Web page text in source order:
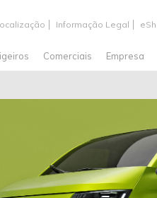
Informação Legal
Comerciais Empresa